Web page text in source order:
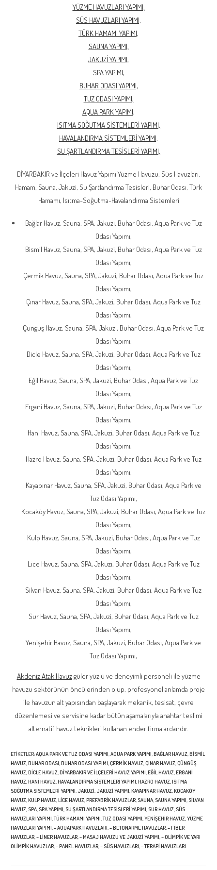
YÜZME HAVUZLARI YAPIMI,
SÜS HAVUZLARI YAPIMI,
TÜRK HAMAMI YAPIMI,
SAUNA YAPIMI,
JAKUZİ YAPIMI,
SPA YAPIMI,
BUHAR ODASI YAPIMI,
TUZ ODASI YAPIMI,
AQUA PARK YAPIMI,
ISITMA SOĞUTMA SİSTEMLERİ YAPIMI,
HAVALANDIRMA SİSTEMLERİ YAPIMI,
SU ŞARTLANDIRMA TESİSLERİ YAPIMI,
DİYARBAKIR ve İlçeleri Havuz Yapımı Yüzme Havuzu, Süs Havuzları,
Hamam, Sauna, Jakuzi, Su Şartlandırma Tesisleri, Buhar Odası, Türk
Hamamı, Isıtma-Soğutma-Havalandırma Sistemleri
Bağlar Havuz, Sauna, SPA, Jakuzi, Buhar Odası, Aqua Park ve Tuz
Odası Yapımı,
Bismil Havuz, Sauna, SPA, Jakuzi, Buhar Odası, Aqua Park ve Tuz
Odası Yapımı,
Çermik Havuz, Sauna, SPA, Jakuzi, Buhar Odası, Aqua Park ve Tuz
Odası Yapımı,
Çınar Havuz, Sauna, SPA, Jakuzi, Buhar Odası, Aqua Park ve Tuz
Odası Yapımı,
Çüngüş Havuz, Sauna, SPA, Jakuzi, Buhar Odası, Aqua Park ve Tuz
Odası Yapımı,
Dicle Havuz, Sauna, SPA, Jakuzi, Buhar Odası, Aqua Park ve Tuz
Odası Yapımı,
Eğil Havuz, Sauna, SPA, Jakuzi, Buhar Odası, Aqua Park ve Tuz
Odası Yapımı,
Ergani Havuz, Sauna, SPA, Jakuzi, Buhar Odası, Aqua Park ve Tuz
Odası Yapımı,
Hani Havuz, Sauna, SPA, Jakuzi, Buhar Odası, Aqua Park ve Tuz
Odası Yapımı,
Hazro Havuz, Sauna, SPA, Jakuzi, Buhar Odası, Aqua Park ve Tuz
Odası Yapımı,
Kayapınar Havuz, Sauna, SPA, Jakuzi, Buhar Odası, Aqua Park ve
Tuz Odası Yapımı,
Kocaköy Havuz, Sauna, SPA, Jakuzi, Buhar Odası, Aqua Park ve Tuz
Odası Yapımı,
Kulp Havuz, Sauna, SPA, Jakuzi, Buhar Odası, Aqua Park ve Tuz
Odası Yapımı,
Lice Havuz, Sauna, SPA, Jakuzi, Buhar Odası, Aqua Park ve Tuz
Odası Yapımı,
Silvan Havuz, Sauna, SPA, Jakuzi, Buhar Odası, Aqua Park ve Tuz
Odası Yapımı,
Sur Havuz, Sauna, SPA, Jakuzi, Buhar Odası, Aqua Park ve Tuz
Odası Yapımı,
Yenişehir Havuz, Sauna, SPA, Jakuzi, Buhar Odası, Aqua Park ve
Tuz Odası Yapımı,
Akdeniz Atak Havuzgüler yüzlü ve deneyimli personeli ile yüzme
havuzu sektörünün öncülerinden olup, profesyonel anlamda proje
ile havuzun alt yapısından başlayarak mekanik, tesisat, çevre
düzenlemesi ve servisine kadar bütün aşamalarıyla anahtar teslimi
alternatif havuz teknikleri kullanan ender firmalardandır.
ETIKETLER:AQUA PARK VE TUZ ODASI YAPIMI,AQUA PARK YAPIMI,BAĞLAR HAVUZ,BISMIL
HAVUZ,BUHAR ODASI,BUHAR ODASI YAPIMI,ÇERMIK HAVUZ,ÇINAR HAVUZ,ÇÜNGÜŞ
HAVUZ,DICLE HAVUZ,DİYARBAKIR VE İLÇELERI HAVUZ YAPIMI,EĞIL HAVUZ,ERGANI
HAVUZ,HANI HAVUZ,HAVALANDIRMA SİSTEMLERİ YAPIMI,HAZRO HAVUZ,ISITMA
SOĞUTMA SİSTEMLERİ YAPIMI, JAKUZI, JAKUZİ YAPIMI,KAYAPINAR HAVUZ,KOCAKÖY
HAVUZ,KULP HAVUZ,LICE HAVUZ,PREFABRIK HAVUZLAR, SAUNA, SAUNA YAPIMI, SILVAN
HAVUZ, SPA, SPA YAPIMI, SU ŞARTLANDIRMA TESİSLERİ YAPIMI, SUR HAVUZ, SÜS
HAVUZLARI YAPIMI,TÜRK HAMAMI YAPIMI,TUZ ODASI YAPIMI,YENIŞEHIR HAVUZ,YÜZME
HAVUZLARI YAPIMI,– AQUAPARK HAVUZLARI,– BETONARME HAVUZLAR,– FIBER
HAVUZLAR,– LINER HAVUZLAR,– MASAJ HAVUZU VE JAKUZI YAPIMI,– OLIMPIK VE YARI
OLIMPIK HAVUZLAR,– PANEL HAVUZLAR,– SÜS HAVUZLARI,– TERAPI HAVUZLARI